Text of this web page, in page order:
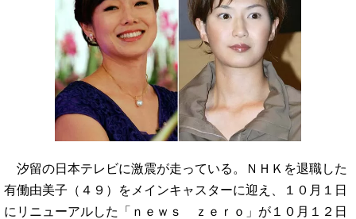
汐留の日本テレビに激震が走っている。ＮＨＫを退職した
有働由美子（４９）をメインキャスターに迎え、１０月１日
にリニューアルした「ｎｅｗｓ ｚｅｒｏ」が１０月１２日